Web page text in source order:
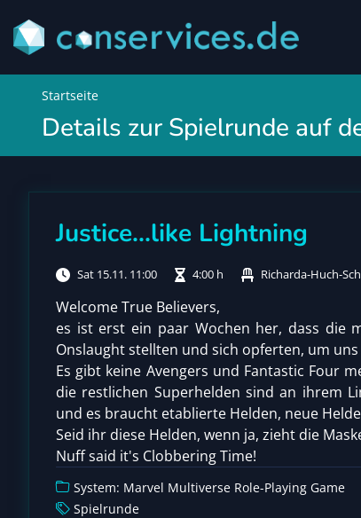
Startseite
Details zur Spielrunde auf
Justice...like Lightning
Sat 15.11. 11:00 4:00 h Richarda-Huch-
Welcome True Believers,
es ist erst ein paar Wochen her, dass die
Onslaught stellten und sich opferten, um
Es gibt keine Avengers und Fantastic Four
die restlichen Superhelden sind an ihrem
und es braucht etablierte Helden, neue
Seid ihr diese Helden, wenn ja, zieht die
Nuff said it's Clobbering Time!
System: Marvel Multiverse Role-Playing Game
Spielrunde